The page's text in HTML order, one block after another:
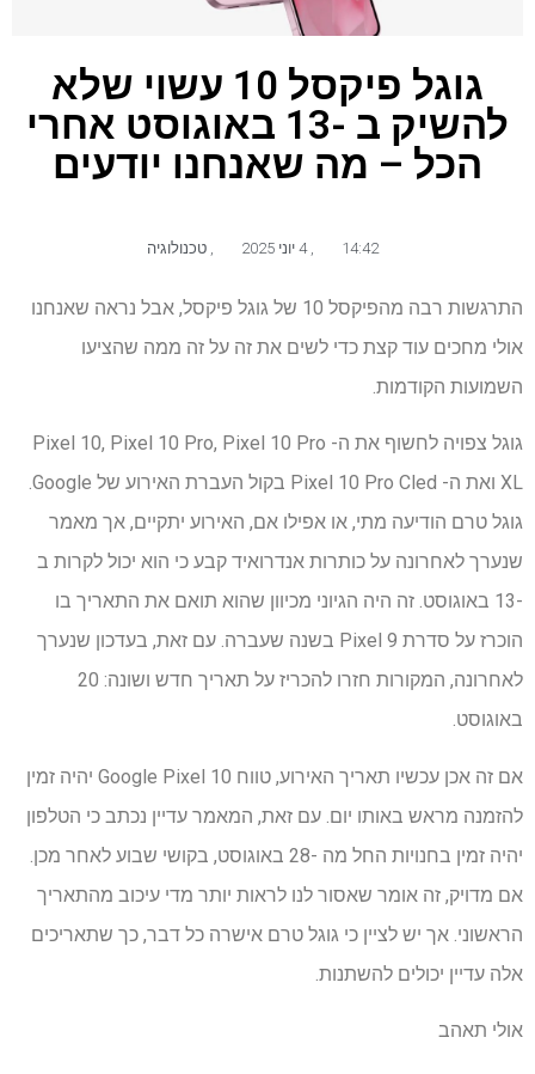
גוגל פיקסל 10 עשוי שלא
להשיק ב -13 באוגוסט אחרי
הכל – מה שאנחנו יודעים
14:42 4 יוני 2025 טכנולוגיה
התרגשות רבה מהפיקסל 10 של גוגל פיקסל, אבל נראה שאנחנו
אולי מחכים עוד קצת כדי לשים את זה על זה ממה שהציעו
השמועות הקודמות.
גוגל צפויה לחשוף את ה- Pixel 10, Pixel 10 Pro, Pixel 10 Pro
XL ואת ה- Pixel 10 Pro Cled בקול העברת האירוע של Google.
גוגל טרם הודיעה מתי, או אפילו אם, האירוע יתקיים, אך מאמר
שנערך לאחרונה על כותרות אנדרואיד קבע כי הוא יכול לקרות ב
-13 באוגוסט. זה היה הגיוני מכיוון שהוא תואם את התאריך בו
הוכרז על סדרת Pixel 9 בשנה שעברה. עם זאת, בעדכון שנערך
לאחרונה, המקורות חזרו להכריז על תאריך חדש ושונה: 20
באוגוסט.
אם זה אכן עכשיו תאריך האירוע, טווח Google Pixel 10 יהיה זמין
להזמנה מראש באותו יום. עם זאת, המאמר עדיין נכתב כי הטלפון
יהיה זמין בחנויות החל מה -28 באוגוסט, בקושי שבוע לאחר מכן.
אם מדויק, זה אומר שאסור לנו לראות יותר מדי עיכוב מהתאריך
הראשוני. אך יש לציין כי גוגל טרם אישרה כל דבר, כך שתאריכים
אלה עדיין יכולים להשתנות.
אולי תאהב